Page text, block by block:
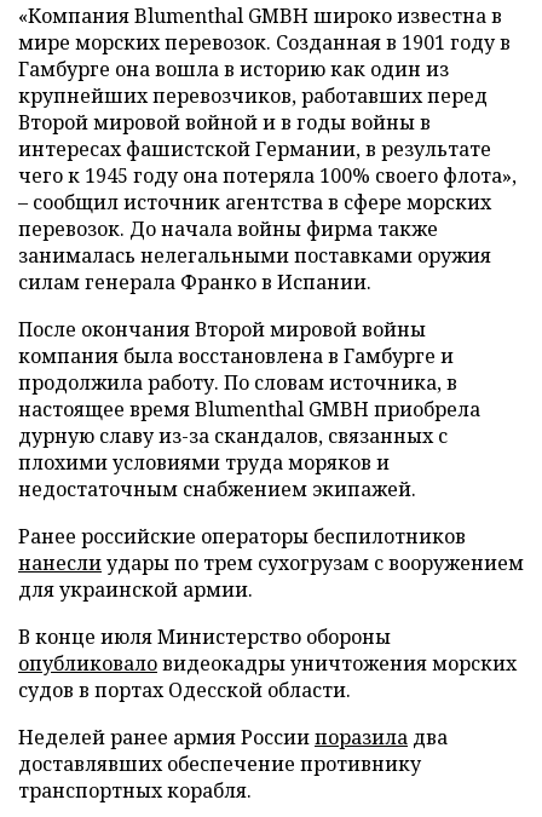
«Компания Blumenthal GMBH широко известна в
мире морских перевозок. Созданная в 1901 году в
Гамбурге она вошла в историю как один из
крупнейших перевозчиков, работавших перед
Второй мировой войной и в годы войны в
интересах фашистской Германии, в результате
чего к 1945 году она потеряла 100% своего флота»,
– сообщил источник агентства в сфере морских
перевозок. До начала войны фирма также
занималась нелегальными поставками оружия
силам генерала Франко в Испании.
После окончания Второй мировой войны
компания была восстановлена в Гамбурге и
продолжила работу. По словам источника, в
настоящее время Blumenthal GMBH приобрела
дурную славу из-за скандалов, связанных с
плохими условиями труда моряков и
недостаточным снабжением экипажей.
Ранее российские операторы беспилотников
нанеслиудары по трем сухогрузам с вооружением
для украинской армии.
В конце июля Министерство обороны
опубликоваловидеокадры уничтожения морских
судов в портах Одесской области.
Неделей ранее армия Россиипоразила два
доставлявших обеспечение противнику
транспортных корабля.